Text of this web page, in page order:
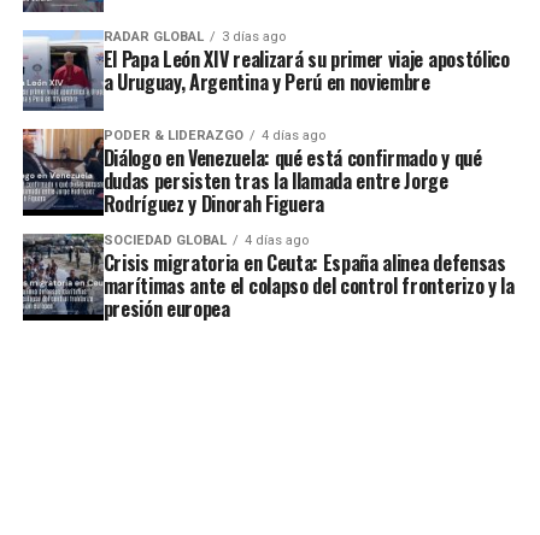
RADAR GLOBAL 3 días ago
El Papa León XIV realizará su primer viaje apostólico
a Uruguay, Argentina y Perú en noviembre
PODER & LIDERAZGO 4 días ago
Diálogo en Venezuela: qué está confirmado y qué
dudas persisten tras la llamada entre Jorge
Rodríguez y Dinorah Figuera
SOCIEDAD GLOBAL 4 días ago
Crisis migratoria en Ceuta: España alinea defensas
marítimas ante el colapso del control fronterizo y la
presión europea